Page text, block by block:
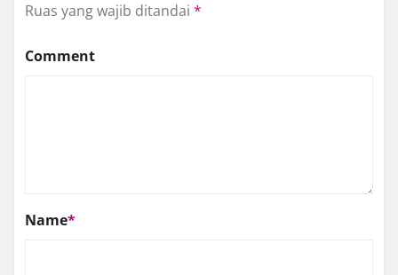
Ruas yang wajib ditandai *
Comment
Name*